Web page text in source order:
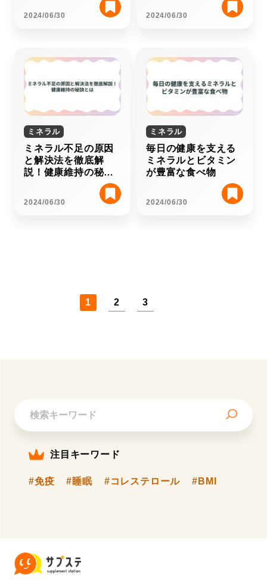
2024/06/30 2024/06/30
ミネラル
ミネラル不足の原因
と解決法を徹底解
説！健康維持の秘訣
2024/06/30
ミネラル
毎日の健康を支える
ミネラルとビタミン
が豊富な食べ物
2024/06/30
1 2 3
注目キーワード
#免疫 #睡眠 #コレステロール #BMI